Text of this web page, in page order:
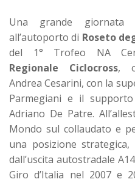
Una grande
all’autoporto di Roseto
del 1° Trofeo NA
Regionale Ciclocross,
Andrea Cesarini, con la
Parmegiani e il
Adriano De Patre.
Mondo sul collaudato e
una posizione
dall’uscita autostradale
Giro d’Italia nel 2007 e